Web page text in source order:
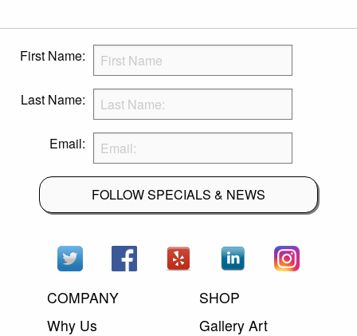
First Name:
Last Name:
Email:
FOLLOW SPECIALS & NEWS
COMPANY
Why Us
SHOP
Gallery Art